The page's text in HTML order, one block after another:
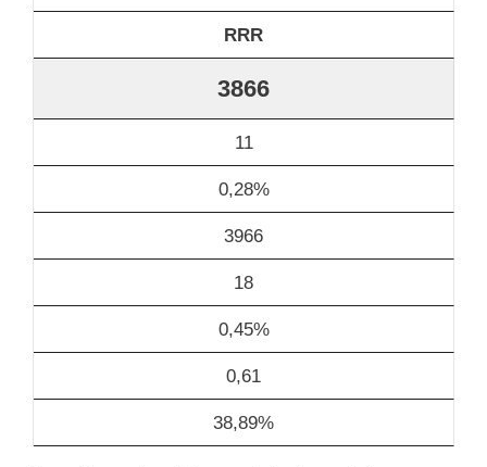
RRR
3866
11
0,28%
3966
18
0,45%
0,61
38,89%